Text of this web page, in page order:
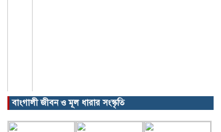
বাংগালী জীবন ও মূল ধারার সংস্কৃতি